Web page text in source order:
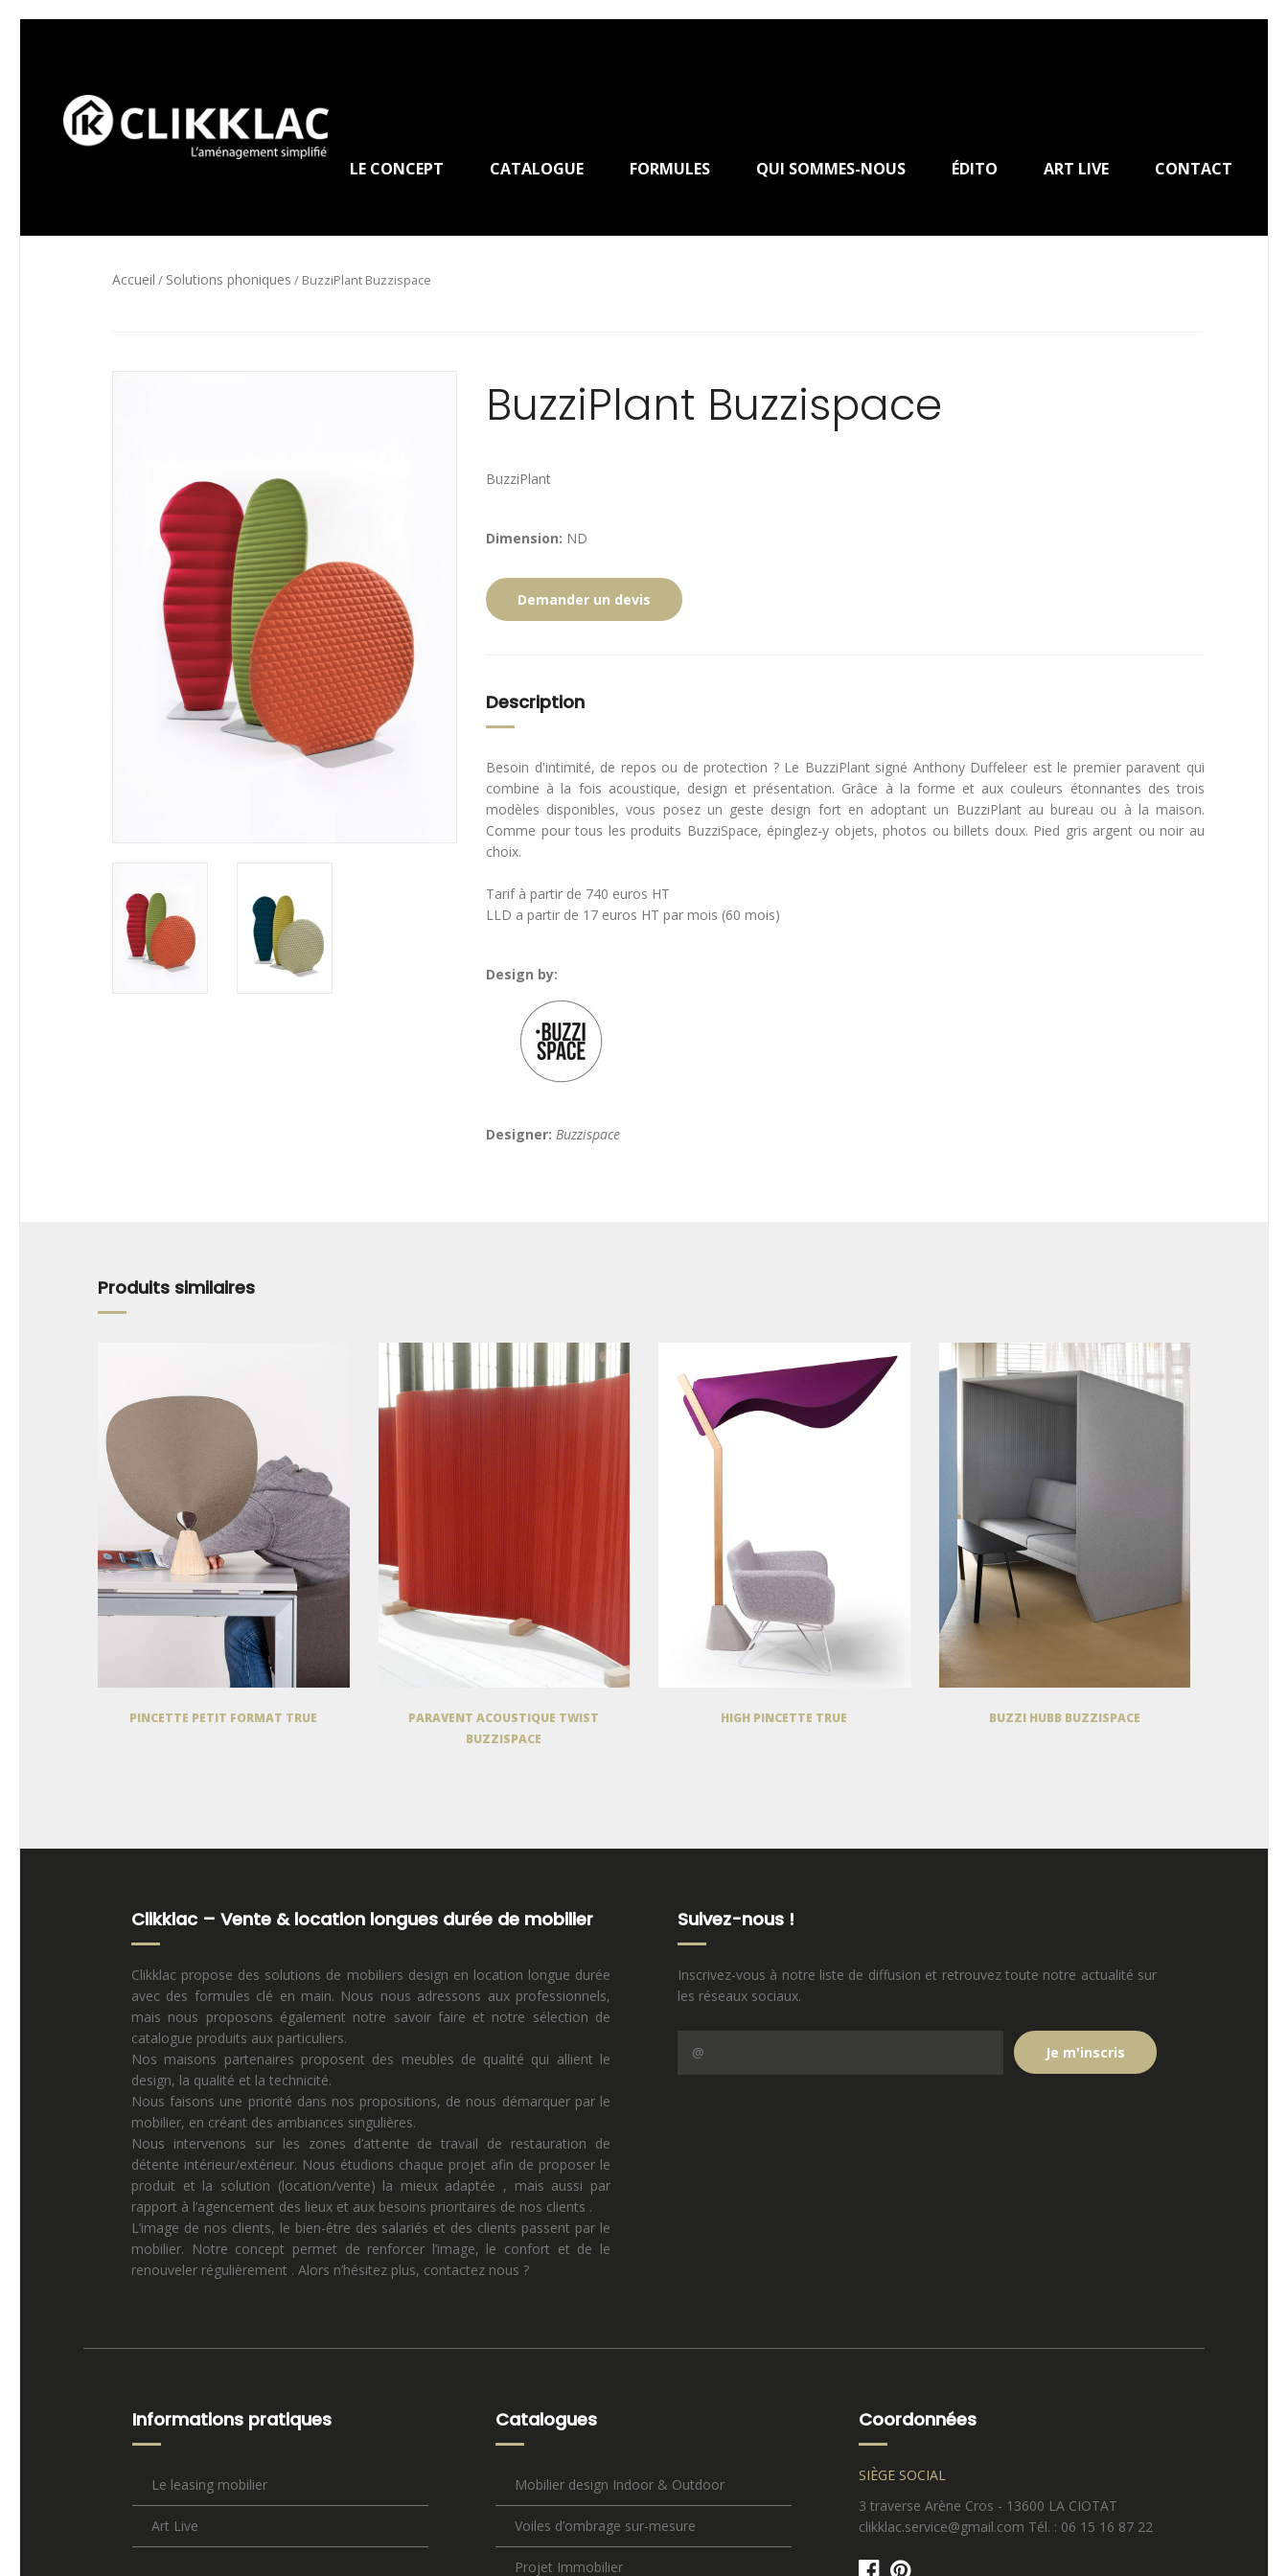
LE CONCEPT CATALOGUE FORMULES QUI SOMMES-NOUS ÉDITO ART LIVE CONTACT
Accueil / Solutions phoniques / BuzziPlant Buzzispace
BuzziPlant Buzzispace
BuzziPlant
Dimension: ND
Demander un devis
Description
Besoin d'intimité, de repos ou de protection ? Le BuzziPlant signé Anthony Duffeleer est le premier paravent qui
combine à la fois acoustique, design et présentation. Grâce à la forme et aux couleurs étonnantes des trois
modèles disponibles, vous posez un geste design fort en adoptant un BuzziPlant au bureau ou à la maison.
Comme pour tous les produits BuzziSpace, épinglez-y objets, photos ou billets doux. Pied gris argent ou noir au
choix.
Tarif à partir de 740 euros HT
LLD a partir de 17 euros HT par mois (60 mois)
Design by:
Designer: Buzzispace
Produits similaires
PINCETTE PETIT FORMAT TRUE
PARAVENT ACOUSTIQUE TWIST
BUZZISPACE
HIGH PINCETTE TRUE BUZZI HUBB BUZZISPACE
Clikklac – Vente & location longues durée de mobilier
Clikklac propose des solutions de mobiliers design en location longue durée
avec des formules clé en main. Nous nous adressons aux professionnels,
mais nous proposons également notre savoir faire et notre sélection de
catalogue produits aux particuliers.
Nos maisons partenaires proposent des meubles de qualité qui allient le
design, la qualité et la technicité.
Nous faisons une priorité dans nos propositions, de nous démarquer par le
mobilier, en créant des ambiances singulières.
Nous intervenons sur les zones d’attente de travail de restauration de
détente intérieur/extérieur. Nous étudions chaque projet afin de proposer le
produit et la solution (location/vente) la mieux adaptée , mais aussi par
rapport à l’agencement des lieux et aux besoins prioritaires de nos clients .
L’image de nos clients, le bien-être des salariés et des clients passent par le
mobilier. Notre concept permet de renforcer l’image, le confort et de le
renouveler régulièrement . Alors n’hésitez plus, contactez nous ?
Suivez-nous !
Inscrivez-vous à notre liste de diffusion et retrouvez toute notre actualité sur
les réseaux sociaux.
Informations pratiques
Le leasing mobilier
Art Live
Catalogues
Mobilier design Indoor & Outdoor
Voiles d’ombrage sur-mesure
Projet Immobilier
Coordonnées
SIÈGE SOCIAL
3 traverse Arène Cros - 13600 LA CIOTAT
clikklac.service@gmail.com Tél. : 06 15 16 87 22